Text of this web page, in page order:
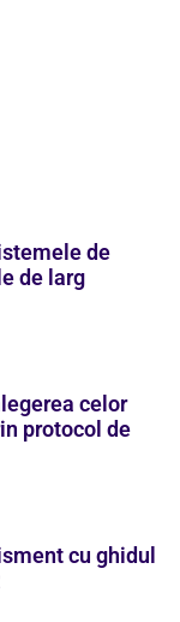
de
de larg
celor
protocol de
cu ghidul